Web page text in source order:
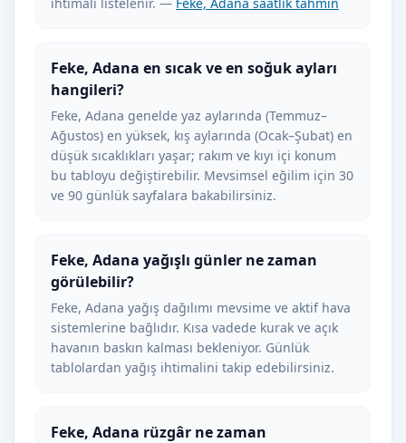
Feke, Adana en sıcak ve en soğuk ayları
hangileri?
Feke, Adana genelde yaz aylarında (Temmuz–
Ağustos) en yüksek, kış aylarında (Ocak–Şubat) en
düşük sıcaklıkları yaşar; rakım ve kıyı içi konum
bu tabloyu değiştirebilir. Mevsimsel eğilim için 30
ve 90 günlük sayfalara bakabilirsiniz.
Feke, Adana yağışlı günler ne zaman
görülebilir?
Feke, Adana yağış dağılımı mevsime ve aktif hava
sistemlerine bağlıdır. Kısa vadede kurak ve açık
havanın baskın kalması bekleniyor. Günlük
tablolardan yağış ihtimalini takip edebilirsiniz.
Feke, Adana rüzgâr ne zaman